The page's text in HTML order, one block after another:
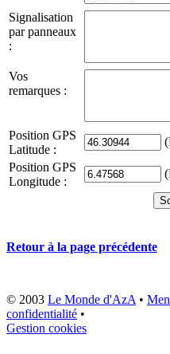
Signalisation
par panneaux
:
Vos
remarques :
Position GPS
Latitude :
Position GPS
Longitude :
Retour à la page précédente
© 2003 Le Monde d'AzA •
confidentialité •
Gestion cookies